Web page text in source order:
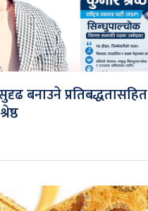
बनाउने प्रतिबद्धतासहित